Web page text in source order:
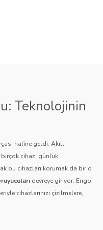
Teknolojinin
haline geldi. Akıllı
cihaz, günlük
bu cihazları korumak da bir o
devreye giriyor. Engo,
cihazlarınızı çizilmelere,